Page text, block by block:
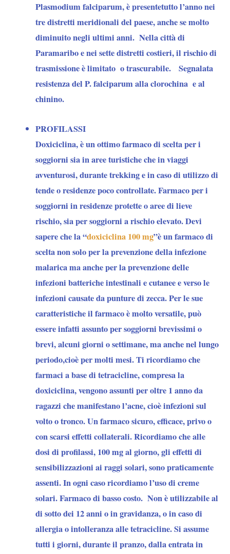
Plasmodium falciparum, è presentetutto l’anno nei
tre distretti meridionali del paese, anche se molto
diminuito negli ultimi anni. Nella città di
Paramaribo e nei sette distretti costieri, il rischio di
trasmissione è limitato o trascurabile. Segnalata
resistenza del P. falciparum alla clorochina e al
chinino.
PROFILASSI
Doxiciclina, è un ottimo farmaco di scelta per i
soggiorni sia in aree turistiche che in viaggi
avventurosi, durante trekking e in caso di utilizzo di
tende o residenze poco controllate. Farmaco per i
soggiorni in residenze protette o aree di lieve
rischio, sia per soggiorni a rischio elevato. Devi
sapere che la “doxiciclina 100 mg”è un farmaco di
scelta non solo per la prevenzione della infezione
malarica ma anche per la prevenzione delle
infezioni batteriche intestinali e cutanee e verso le
infezioni causate da punture di zecca. Per le sue
caratteristiche il farmaco è molto versatile, può
essere infatti assunto per soggiorni brevissimi o
brevi, alcuni giorni o settimane, ma anche nel lungo
periodo,cioè per molti mesi. Ti ricordiamo che
farmaci a base di tetracicline, compresa la
doxiciclina, vengono assunti per oltre 1 anno da
ragazzi che manifestano l’acne, cioè infezioni sul
volto o tronco. Un farmaco sicuro, efficace, privo o
con scarsi effetti collaterali. Ricordiamo che alle
dosi di profilassi, 100 mg al giorno, gli effetti di
sensibilizzazioni ai raggi solari, sono praticamente
assenti. In ogni caso ricordiamo l’uso di creme
solari. Farmaco di basso costo. Non è utilizzabile al
di sotto dei 12 anni o in gravidanza, o in caso di
allergia o intolleranza alle tetracicline. Si assume
tutti i giorni, durante il pranzo, dalla entrata in